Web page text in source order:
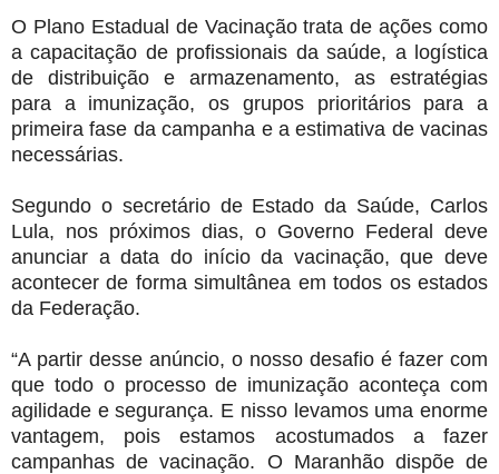
O Plano Estadual de Vacinação trata de ações como
a capacitação de profissionais da saúde, a logística
de distribuição e armazenamento, as estratégias
para a imunização, os grupos prioritários para a
primeira fase da campanha e a estimativa de vacinas
necessárias.
Segundo o secretário de Estado da Saúde, Carlos
Lula, nos próximos dias, o Governo Federal deve
anunciar a data do início da vacinação, que deve
acontecer de forma simultânea em todos os estados
da Federação.
“A partir desse anúncio, o nosso desafio é fazer com
que todo o processo de imunização aconteça com
agilidade e segurança. E nisso levamos uma enorme
vantagem, pois estamos acostumados a fazer
campanhas de vacinação. O Maranhão dispõe de